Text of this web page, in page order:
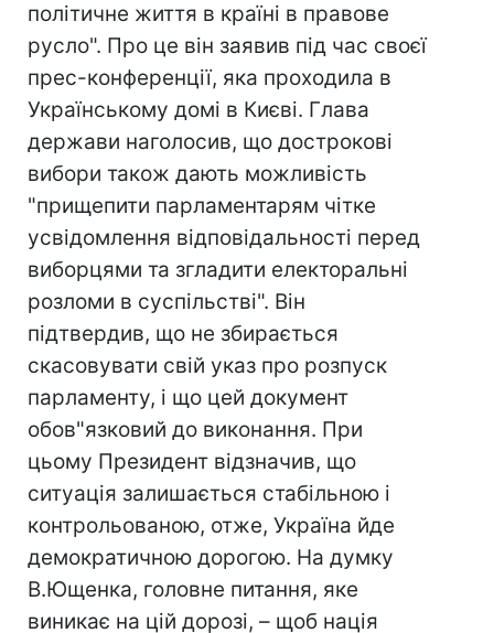
політичне життя в країні в правове
русло". Про це він заявив під час своєї
прес-конференції, яка проходила в
Українському домі в Києві. Глава
держави наголосив, що дострокові
вибори також дають можливість
"прищепити парламентарям чітке
усвідомлення відповідальності перед
виборцями та згладити електоральні
розломи в суспільстві". Він
підтвердив, що не збирається
скасовувати свій указ про розпуск
парламенту, і що цей документ
обов"язковий до виконання. При
цьому Президент відзначив, що
ситуація залишається стабільною і
контрольованою, отже, Україна йде
демократичною дорогою. На думку
В.Ющенка, головне питання, яке
виникає на цій дорозі, – щоб нація